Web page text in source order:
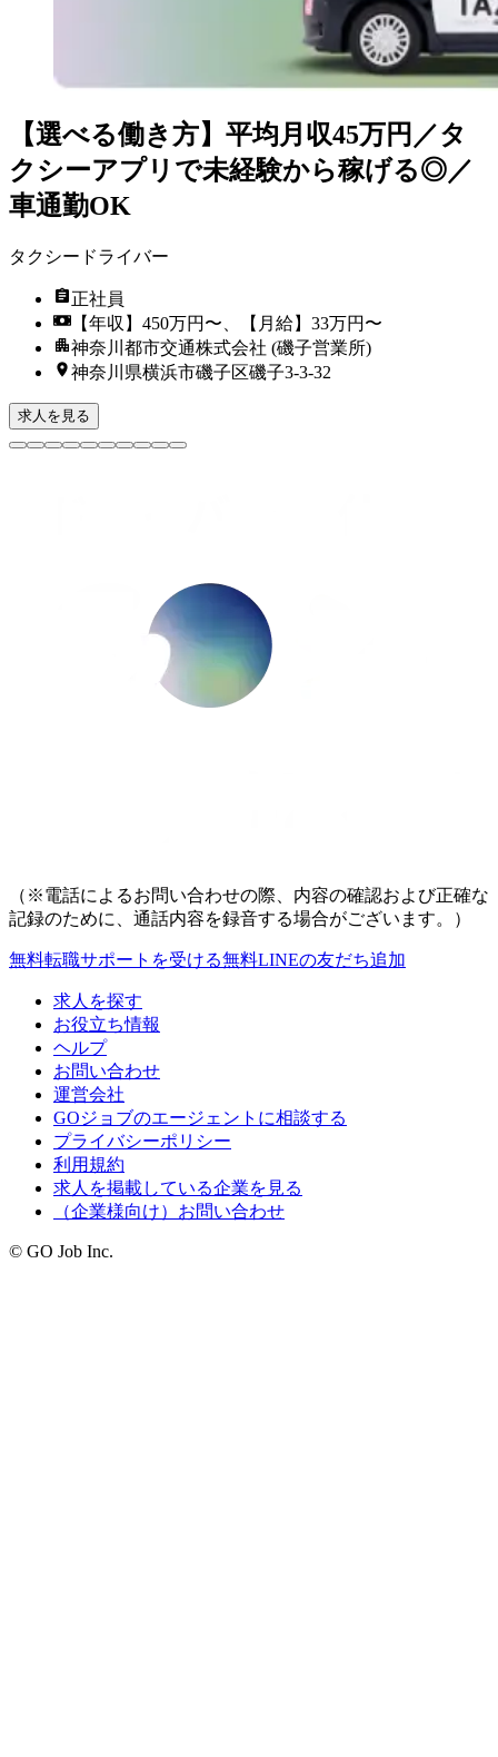
【選べる働き方】平均月収45万円／タ
クシーアプリで未経験から稼げる◎／
車通勤OK
タクシードライバー
正社員
【年収】450万円〜、【月給】33万円〜
神奈川都市交通株式会社 (磯子営業所)
神奈川県横浜市磯子区磯子3-3-32
求人を見る
（※電話によるお問い合わせの際、内容の確認および正確な
記録のために、通話内容を録音する場合がございます。）
無料転職サポートを受ける無料LINEの友だち追加
求人を探す
お役立ち情報
ヘルプ
お問い合わせ
運営会社
GOジョブのエージェントに相談する
プライバシーポリシー
利用規約
求人を掲載している企業を見る
（企業様向け）お問い合わせ
© GO Job Inc.